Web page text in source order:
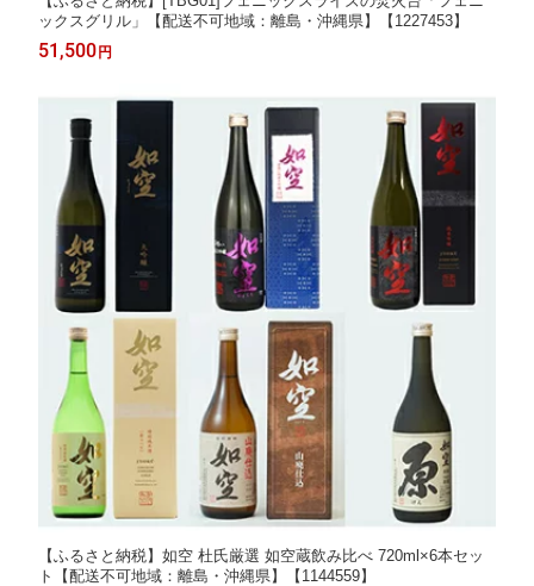
ックスグリル」【配送不可地域：離島・沖縄県】【1227453】
51,500 円
【ふるさと納税】如空 杜氏厳選 如空蔵飲み比べ 720ml×6本セッ
ト【配送不可地域：離島・沖縄県】【1144559】